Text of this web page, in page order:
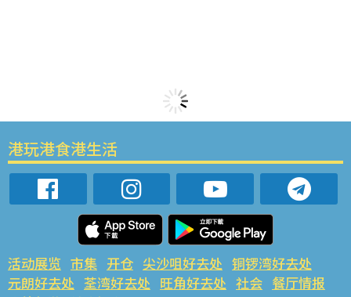
港玩港食港生活
活动展览 市集 开仓 尖沙咀好去处 铜锣湾好去处
元朗好去处 荃湾好去处 旺角好去处 社会 餐厅情报